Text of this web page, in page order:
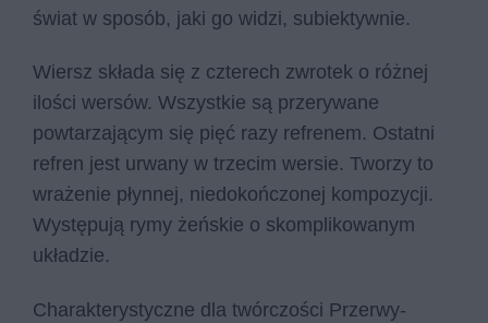
świat w sposób, jaki go widzi, subiektywnie.
Wiersz składa się z czterech zwrotek o różnej
ilości wersów. Wszystkie są przerywane
powtarzającym się pięć razy refrenem. Ostatni
refren jest urwany w trzecim wersie. Tworzy to
wrażenie płynnej, niedokończonej kompozycji.
Występują rymy żeńskie o skomplikowanym
układzie.
Charakterystyczne dla twórczości Przerwy-